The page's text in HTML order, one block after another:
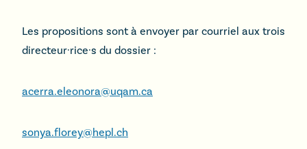
Les propositions sont à envoyer par courriel aux trois
directeur·rice·s du dossier :
acerra.eleonora@uqam.ca
sonya.florey@hepl.ch